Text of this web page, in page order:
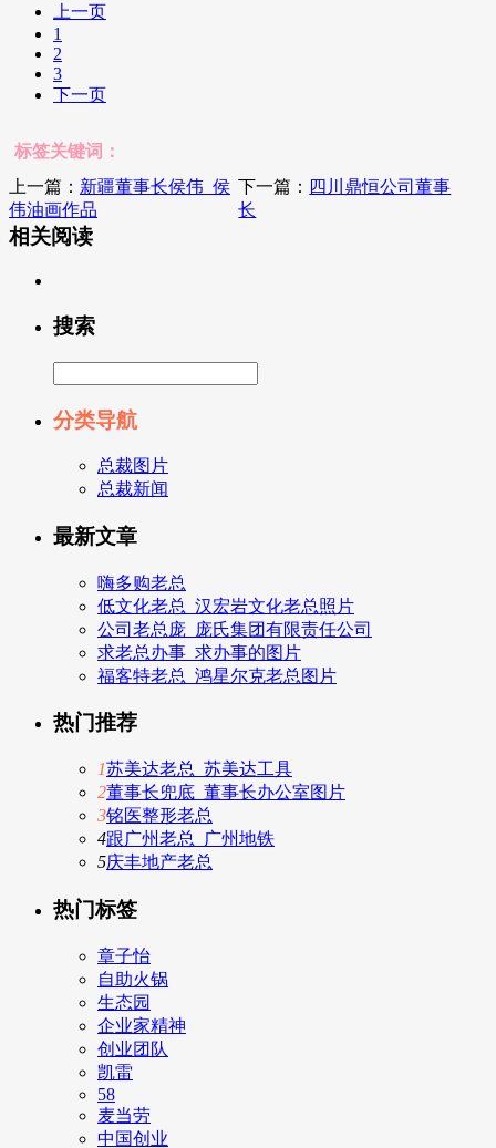
上一页
1
2
3
下一页
标签关键词：
上一篇： 新疆董事长侯伟_侯
伟油画作品
下一篇： 四川鼎恒公司董事
长
相关阅读
搜索
分类导航
总裁图片
总裁新闻
最新文章
嗨多购老总
低文化老总_汉宏岩文化老总照片
公司老总庞_庞氏集团有限责任公司
求老总办事_求办事的图片
福客特老总_鸿星尔克老总图片
热门推荐
1苏美达老总_苏美达工具
2董事长兜底_董事长办公室图片
3铭医整形老总
4跟广州老总_广州地铁
5庆丰地产老总
热门标签
章子怡
自助火锅
生态园
企业家精神
创业团队
凯雷
58
麦当劳
中国创业